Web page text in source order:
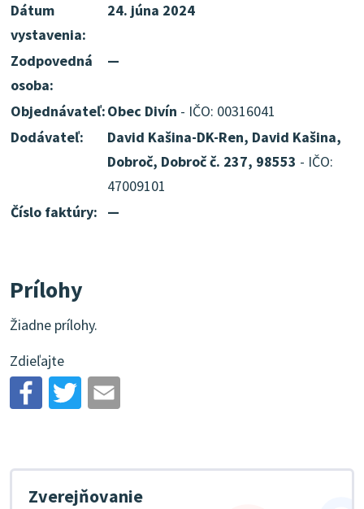
Dátum
vystavenia:
24. júna 2024
Zodpovedná
osoba:
—
Objednávateľ:Obec Divín - IČO: 00316041
Dodávateľ:
David Kašina-DK-Ren, David Kašina,
Dobroč, Dobroč č. 237, 98553 - IČO:
47009101
Číslo faktúry:
—
Prílohy
Žiadne prílohy.
Zdieľajte
Zverejňovanie